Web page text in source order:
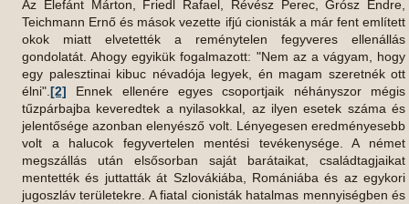
Az Elefánt Márton, Friedl Rafael, Révész Perec, Grósz Endre,
Teichmann Ernő és mások vezette ifjú cionisták a már fent említett
okok miatt elvetették a reménytelen fegyveres ellenállás
gondolatát. Ahogy egyikük fogalmazott: "Nem az a vágyam, hogy
egy palesztinai kibuc névadója legyek, én magam szeretnék ott
élni". [2] Ennek ellenére egyes csoportjaik néhányszor mégis
tűzpárbajba keveredtek a nyilasokkal, az ilyen esetek száma és
jelentősége azonban elenyésző volt. Lényegesen eredményesebb
volt a halucok fegyvertelen mentési tevékenysége. A német
megszállás után elsősorban saját barátaikat, családtagjaikat
mentették és juttatták át Szlovákiába, Romániába és az egykori
jugoszláv területekre. A fiatal cionisták hatalmas mennyiségben és